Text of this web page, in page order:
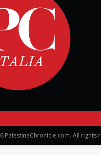
PalestineChronicle.com. All rights